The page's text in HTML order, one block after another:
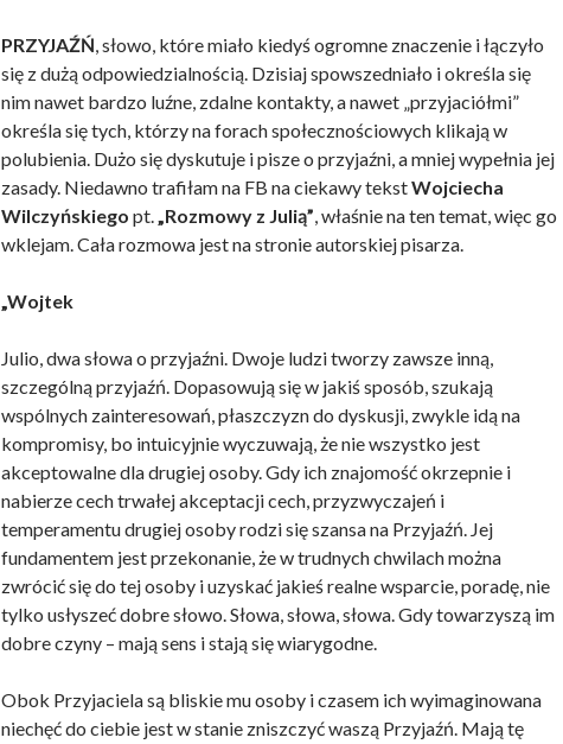
PRZYJAŹŃ, słowo, które miało kiedyś ogromne znaczenie i łączyło
się z dużą odpowiedzialnością. Dzisiaj spowszedniało i określa się
nim nawet bardzo luźne, zdalne kontakty, a nawet „przyjaciółmi”
określa się tych, którzy na forach społecznościowych klikają w
polubienia. Dużo się dyskutuje i pisze o przyjaźni, a mniej wypełnia jej
zasady. Niedawno trafiłam na FB na ciekawy tekstWojciecha
Wilczyńskiego pt.„Rozmowy z Julią”, właśnie na ten temat, więc go
wklejam. Cała rozmowa jest na stronie autorskiej pisarza.
„Wojtek
Julio, dwa słowa o przyjaźni. Dwoje ludzi tworzy zawsze inną,
szczególną przyjaźń. Dopasowują się w jakiś sposób, szukają
wspólnych zainteresowań, płaszczyzn do dyskusji, zwykle idą na
kompromisy, bo intuicyjnie wyczuwają, że nie wszystko jest
akceptowalne dla drugiej osoby. Gdy ich znajomość okrzepnie i
nabierze cech trwałej akceptacji cech, przyzwyczajeń i
temperamentu drugiej osoby rodzi się szansa na Przyjaźń. Jej
fundamentem jest przekonanie, że w trudnych chwilach można
zwrócić się do tej osoby i uzyskać jakieś realne wsparcie, poradę, nie
tylko usłyszeć dobre słowo. Słowa, słowa, słowa. Gdy towarzyszą im
dobre czyny – mają sens i stają się wiarygodne.
Obok Przyjaciela są bliskie mu osoby i czasem ich wyimaginowana
niechęć do ciebie jest w stanie zniszczyć waszą Przyjaźń. Mają tę